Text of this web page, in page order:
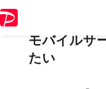
モバイルサ
たい